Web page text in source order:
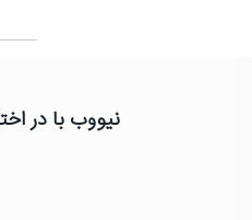
نیووب با در